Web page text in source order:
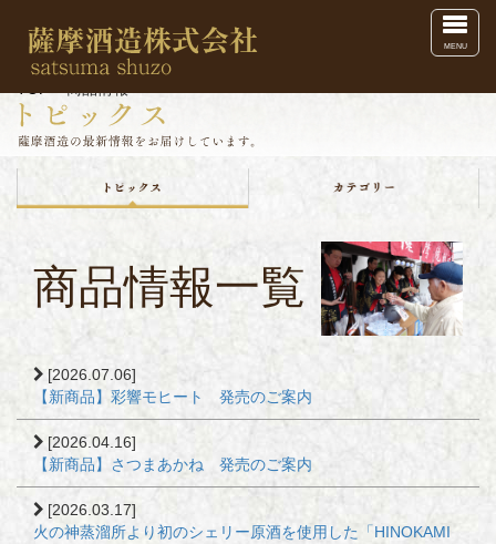
MENU
商品情報一覧
[2026.07.06]
【新商品】彩響モヒート 発売のご案内
[2026.04.16]
【新商品】さつまあかね 発売のご案内
[2026.03.17]
火の神蒸溜所より初のシェリー原酒を使用した「HINOKAMI